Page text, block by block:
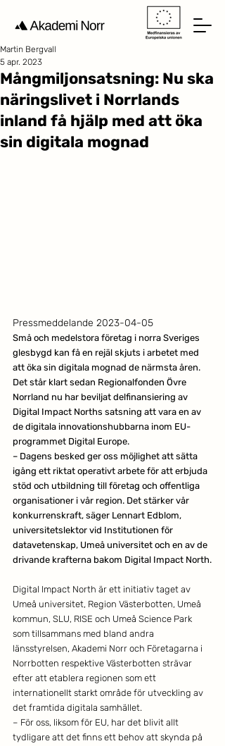
Mångmiljonsatsning: Nu ska
näringslivet i Norrlands
inland få hjälp med att öka
sin digitala mognad
Martin Bergvall
5 apr. 2023
Pressmeddelande 2023-04-05
Små och medelstora företag i norra Sveriges
glesbygd kan få en rejäl skjuts i arbetet med
att öka sin digitala mognad de närmsta åren.
Det står klart sedan Regionalfonden Övre
Norrland nu har beviljat delfinansiering av
Digital Impact Norths satsning att vara en av
de digitala innovationshubbarna inom EU-
programmet Digital Europe.
– Dagens besked ger oss möjlighet att sätta
igång ett riktat operativt arbete för att erbjuda
stöd och utbildning till företag och offentliga
organisationer i vår region. Det stärker vår
konkurrenskraft, säger Lennart Edblom,
universitetslektor vid Institutionen för
datavetenskap, Umeå universitet och en av de
drivande krafterna bakom Digital Impact North.
Digital Impact North är ett initiativ taget av
Umeå universitet, Region Västerbotten, Umeå
kommun, SLU, RISE och Umeå Science Park
som tillsammans med bland andra
länsstyrelsen, Akademi Norr och Företagarna i
Norrbotten respektive Västerbotten strävar
efter att etablera regionen som ett
internationellt starkt område för utveckling av
det framtida digitala samhället.
– För oss, liksom för EU, har det blivit allt
tydligare att det finns ett behov att skynda på